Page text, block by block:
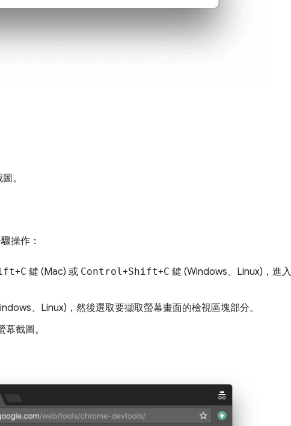
。
操作：
+C 鍵 (Mac) 或 Control +Shift+C 鍵 (Windows、Linux)，進入
、Linux)，然後選取要擷取螢幕畫面的檢視區塊部分。
截圖。